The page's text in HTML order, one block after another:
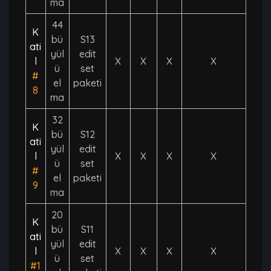
K
ati
l
#
8
44
bü
yül
ü
el
ma
S13
edit
set
paketi
X X X X
K
ati
l
#
9
32
bü
yül
ü
el
ma
S12
edit
set
paketi
X X X X
K
ati
l
#1
20
bü
yül
ü
S11
edit
set
X X X X